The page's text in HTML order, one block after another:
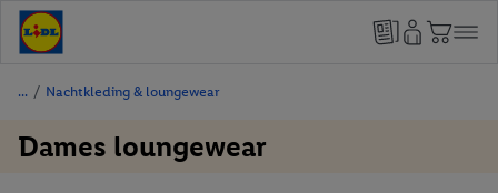
/ Nachtkleding & loungewear
Dames loungewear